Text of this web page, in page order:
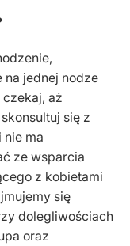
na jednej nodze
aż
się z
ma
ze wsparcia
z kobietami
się
dolegliwościach
oraz